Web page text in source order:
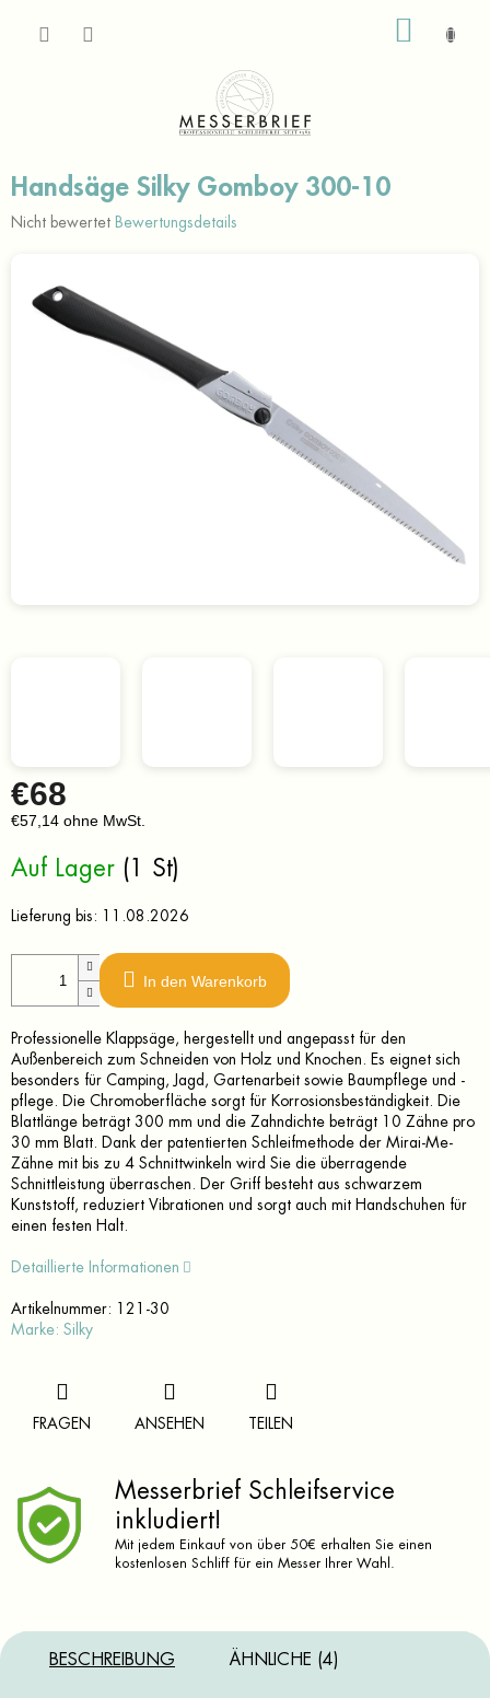
Handsäge Silky Gomboy 300-10
Die
0,0
Nicht bewertet Bewertungsdetails
€68
€57,14 ohne MwSt.
Auf Lager (1 St)
Lieferung bis: 11.08.2026
In den Warenkorb
Professionelle Klappsäge, hergestellt und angepasst für den
Außenbereich zum Schneiden von Holz und Knochen. Es eignet sich
besonders für Camping, Jagd, Gartenarbeit sowie Baumpflege und -
pflege. Die Chromoberfläche sorgt für Korrosionsbeständigkeit. Die
Blattlänge beträgt 300 mm und die Zahndichte beträgt 10 Zähne pro
30 mm Blatt. Dank der patentierten Schleifmethode der Mirai-Me-
Zähne mit bis zu 4 Schnittwinkeln wird Sie die überragende
Schnittleistung überraschen. Der Griff besteht aus schwarzem
Kunststoff, reduziert Vibrationen und sorgt auch mit Handschuhen für
einen festen Halt.
Detaillierte Informationen
Artikelnummer:
121-30
Marke: Silky
FRAGEN ANSEHEN TEILEN
Messerbrief Schleifservice
inkludiert!
Mit jedem Einkauf von über 50€ erhalten Sie einen
kostenlosen Schliff für ein Messer Ihrer Wahl.
BESCHREIBUNG ÄHNLICHE (4)